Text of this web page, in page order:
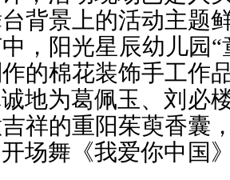
背景上的活动主题
，阳光星辰幼儿园“
的棉花装饰手工作
地为葛佩玉、刘必
祥的重阳茱萸香囊
场舞《我爱你中国